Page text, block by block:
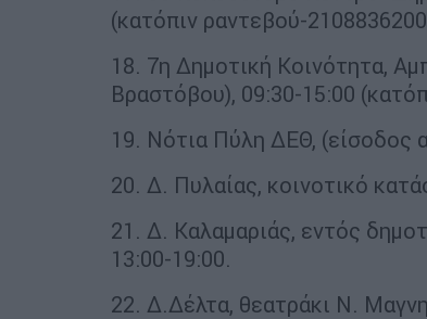
(κατόπιν ραντεβού-
18. 7η Δημοτική Κοινότητα,
Βραστόβου), 09:30-15:00
19. Νότια Πύλη ΔΕΘ, (είσοδος
20. Δ. Πυλαίας, κοινοτικό
21. Δ. Καλαμαριάς, εντός
13:00-19:00.
22. Δ.Δέλτα, θεατράκι Ν.